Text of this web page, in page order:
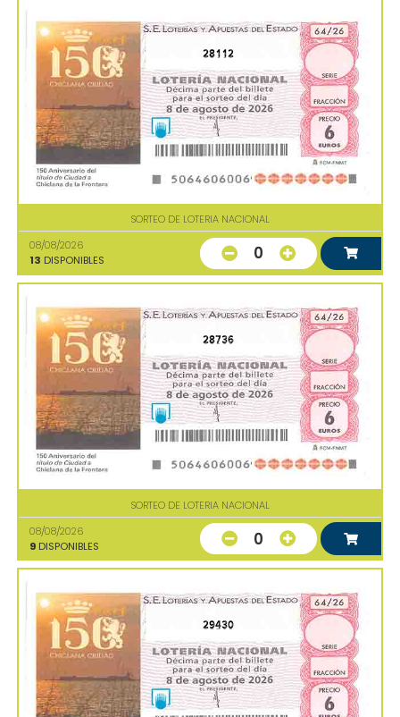
28112
SORTEO DE LOTERIA NACIONAL
08/08/2026
13 DISPONIBLES 0
28736
SORTEO DE LOTERIA NACIONAL
08/08/2026
9 DISPONIBLES 0
29430